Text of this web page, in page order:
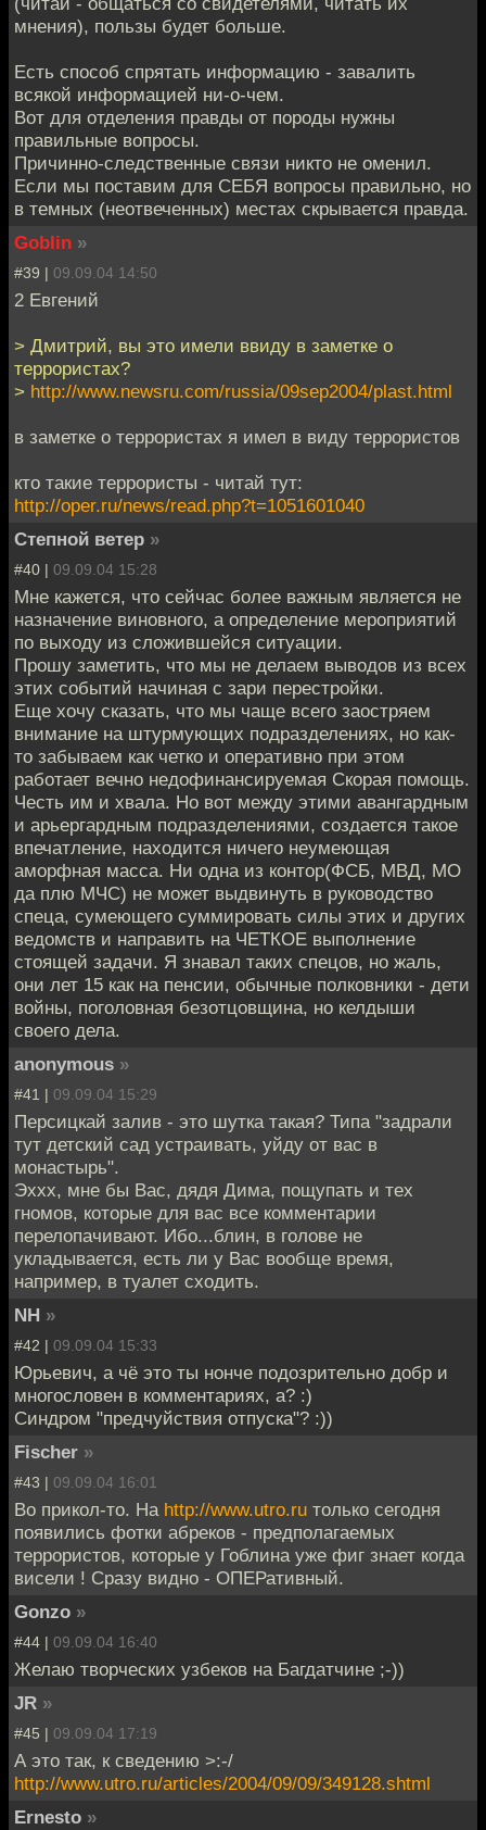
мнения), пользы будет больше.
Есть способ спрятать информацию - завалить
всякой информацией ни-о-чем.
Вот для отделения правды от породы нужны
правильные вопросы.
Причинно-следственные связи никто не оменил.
Если мы поставим для СЕБЯ вопросы правильно, но
в темных (неотвеченных) местах скрывается правда.
Goblin »
#39 | 09.09.04 14:50
2 Евгений
> Дмитрий, вы это имели ввиду в заметке о
террористах?
> http://www.newsru.com/russia/09sep2004/plast.html
в заметке о террористах я имел в виду террористов
кто такие террористы - читай тут:
http://oper.ru/news/read.php?t=1051601040
Степной ветер »
#40 | 09.09.04 15:28
Мне кажется, что сейчас более важным является не
назначение виновного, а определение мероприятий
по выходу из сложившейся ситуации.
Прошу заметить, что мы не делаем выводов из всех
этих событий начиная с зари перестройки.
Еще хочу сказать, что мы чаще всего заостряем
внимание на штурмующих подразделениях, но как-
то забываем как четко и оперативно при этом
работает вечно недофинансируемая Скорая помощь.
Честь им и хвала. Но вот между этими авангардным
и арьергардным подразделениями, создается такое
впечатление, находится ничего неумеющая
аморфная масса. Ни одна из контор(ФСБ, МВД, МО
да плю МЧС) не может выдвинуть в руководство
спеца, сумеющего суммировать силы этих и других
ведомств и направить на ЧЕТКОЕ выполнение
стоящей задачи. Я знавал таких спецов, но жаль,
они лет 15 как на пенсии, обычные полковники - дети
войны, поголовная безотцовщина, но келдыши
своего дела.
anonymous »
#41 | 09.09.04 15:29
Персицкай залив - это шутка такая? Типа "задрали
тут детский сад устраивать, уйду от вас в
монастырь".
Эххх, мне бы Вас, дядя Дима, пощупать и тех
гномов, которые для вас все комментарии
перелопачивают. Ибо...блин, в голове не
укладывается, есть ли у Вас вообще время,
например, в туалет сходить.
NH »
#42 | 09.09.04 15:33
Юрьевич, а чё это ты нонче подозрительно добр и
многословен в комментариях, а? :)
Синдром "предчуйствия отпуска"? :))
Fischer »
#43 | 09.09.04 16:01
Во прикол-то. На http://www.utro.ru только сегодня
появились фотки абреков - предполагаемых
террористов, которые у Гоблина уже фиг знает когда
висели ! Сразу видно - ОПЕРативный.
Gonzo »
#44 | 09.09.04 16:40
Желаю творческих узбеков на Багдатчине ;-))
JR »
#45 | 09.09.04 17:19
А это так, к сведению >:-/
http://www.utro.ru/articles/2004/09/09/349128.shtml
Ernesto »